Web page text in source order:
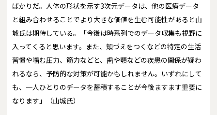
ばかりだ。人体の形状を示す3次元データは、他の医療データ
と組み合わせることでより大きな価値を生む可能性があると山
城氏は期待している。「今後は時系列でのデータ収集も視野に
入ってくると思います。また、頬づえをつくなどの特定の生活
習慣や噛む圧力、筋力などと、歯や顎などの疾患の関係が疑わ
れるなら、予防的な対策が可能かもしれません。いずれにして
も、一人ひとりのデータを蓄積することが今後ますます重要に
なります」（山城氏）